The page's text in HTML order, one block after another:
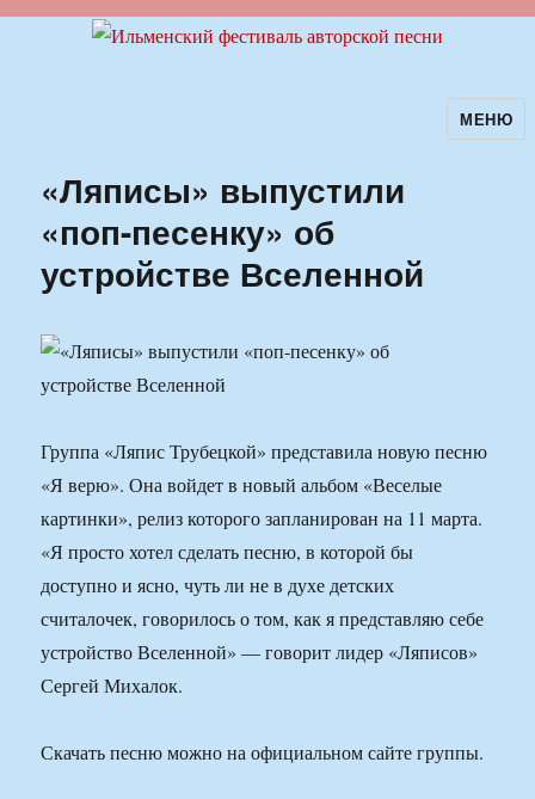
Ильменский фестиваль авторскойМЕНЮ
«Ляписы» выпустили
«поп-песенку» об
устройстве Вселенной
Группа «Ляпис Трубецкой» представила новую песню
«Я верю». Она войдет в новый альбом «Веселые
картинки», релиз которого запланирован на 11 марта.
«Я просто хотел сделать песню, в которой бы
доступно и ясно, чуть ли не в духе детских
считалочек, говорилось о том, как я представляю себе
устройство Вселенной» — говорит лидер «Ляписов»
Сергей Михалок.
Скачать песню можно на официальном сайте группы.